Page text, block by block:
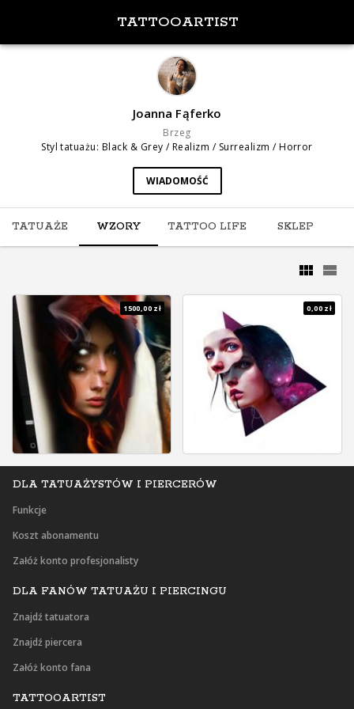
TATTOOARTIST
DLA TATUAŻYSTÓW I PIERCERÓW
Funkcje
Koszt abonamentu
Załóż konto profesjonalisty
DLA FANÓW TATUAŻU I PIERCINGU
Znajdź tatuatora
Znajdź piercera
Załóż konto fana
TATTOOARTIST
Joanna Fąferko
Brzeg
Styl tatuażu: Black & Grey / Realizm / Surrealizm / Horror
WIADOMOŚĆ
TATUAŻE WZORY TATTOO LIFE SKLEP
1500,00 zł 0,00 zł